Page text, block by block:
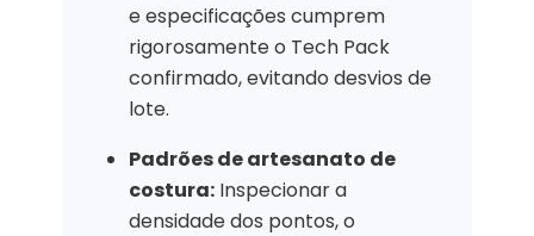
e especificações cumprem
rigorosamente o Tech Pack
confirmado, evitando desvios de
lote.
Padrões de artesanato de
costura: Inspecionar a
densidade dos pontos, o